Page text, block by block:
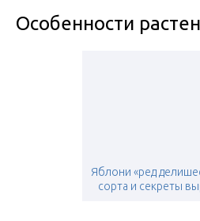
Особенности
Яблони «ред
сорта и секреты